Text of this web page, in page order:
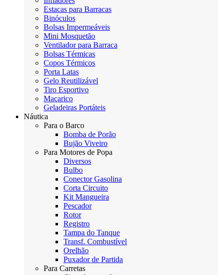
Estacas para Barracas
Binóculos
Bolsas Impermeáveis
Mini Mosquetão
Ventilador para Barraca
Bolsas Térmicas
Copos Térmicos
Porta Latas
Gelo Reutilizável
Tiro Esportivo
Maçarico
Geladeiras Portáteis
Náutica
Para o Barco
Bomba de Porão
Bujão Viveiro
Para Motores de Popa
Diversos
Bulbo
Conector Gasolina
Corta Circuito
Kit Mangueira
Pescador
Rotor
Registro
Tampa do Tanque
Transf. Combustível
Orelhão
Puxador de Partida
Para Carretas